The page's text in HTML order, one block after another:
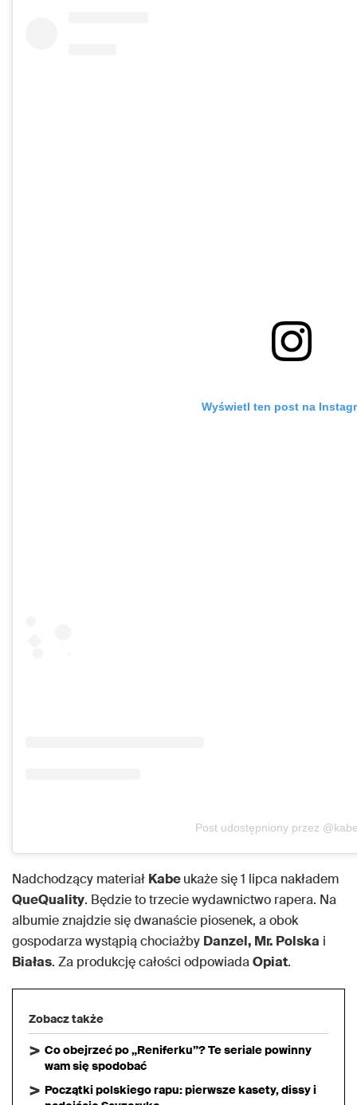
Wyświetl ten post na
Post udostępniony przez
Nadchodzący materiał Kabeukaże się 1 lipca nakładem
QueQuality. Będzie to trzecie wydawnictwo rapera. Na
albumie znajdzie się dwanaście piosenek, a obok
gospodarza wystąpią chociażby Danzel, Mr. Polska i
Białas. Za produkcję całości odpowiadaOpiat.
Zobacz także
Co obejrzeć po „Reniferku”? Te seriale powinny
wam się spodobać
Początki polskiego rapu: pierwsze kasety, dissy i